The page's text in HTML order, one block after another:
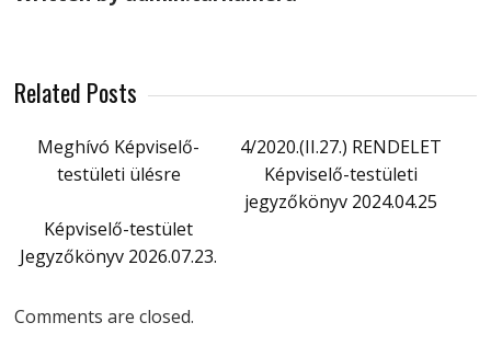
Related Posts
Meghívó Képviselő-
testületi ülésre
4/2020.(II.27.) RENDELET
Képviselő-testületi
jegyzőkönyv 2024.04.25
Képviselő-testület
Jegyzőkönyv 2026.07.23.
Comments are closed.